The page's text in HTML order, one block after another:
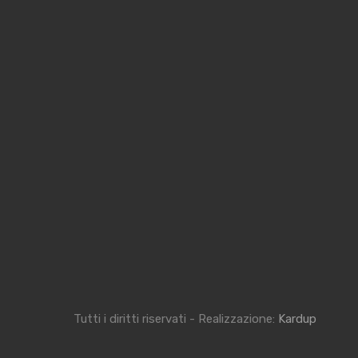
Tutti i diritti riservati - Realizzazione: Kardup